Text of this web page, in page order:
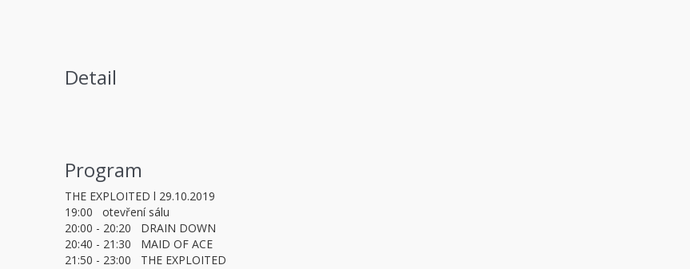
Detail
Program
THE EXPLOITED l 29.10.2019
19:00 otevření sálu
20:00 - 20:20 DRAIN DOWN
20:40 - 21:30 MAID OF ACE
21:50 - 23:00 THE EXPLOITED